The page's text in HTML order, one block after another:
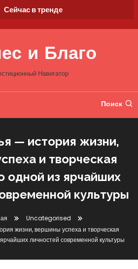
Сейчас в тренде
и Благо
Навигатор
Поиск
— история жизни,
и творческая
одной из ярчайших
культуры
Uncategorised
жизни, вершины успеха и творческая
личностей современной культуры